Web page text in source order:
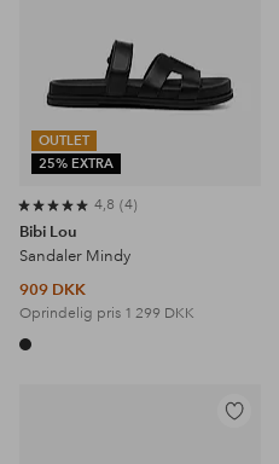
OUTLET
25% EXTRA
4,8 4
Bibi Lou
Sandaler Mindy
909 DKK
Oprindelig pris 1 299 DKK
Tilføj